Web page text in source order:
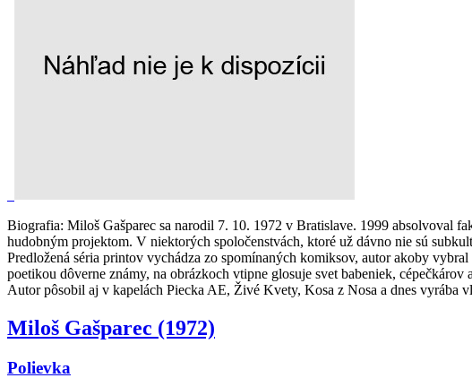
Biografia: Miloš Gašparec sa narodil 7. 10. 1972 v Bratislave. 1999 absolvoval
hudobným projektom. V niektorých spoločenstvách, ktoré už dávno nie sú
Predložená séria printov vychádza zo spomínaných komiksov, autor akoby
poetikou dôverne známy, na obrázkoch vtipne glosuje svet babeniek,
Autor pôsobil aj v kapelách Piecka AE, Živé Kvety, Kosa z Nosa a dnes vyrába
Miloš Gašparec (1972)
Polievka